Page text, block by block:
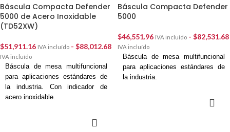
Báscula Compacta Defender
5000 de Acero Inoxidable
(TD52XW)
$51,911.16 IVA incluído - $88,012.68
IVA incluído
Báscula de mesa multifuncional
para aplicaciones estándares de
la industria. Con indicador de
acero inoxidable.
Báscula Compacta Defender
5000
$46,551.96 IVA incluído - $82,531.68
IVA incluído
Báscula de mesa multifuncional
para aplicaciones estándares de
la industria.